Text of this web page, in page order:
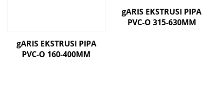
gARIS EKSTRUSI PIPA
PVC-O 160-400MM
gARIS EKSTRUSI PIPA
PVC-O 315-630MM